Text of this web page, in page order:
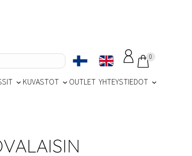
0
KUVASTOT OUTLET YHTEYSTIEDOT